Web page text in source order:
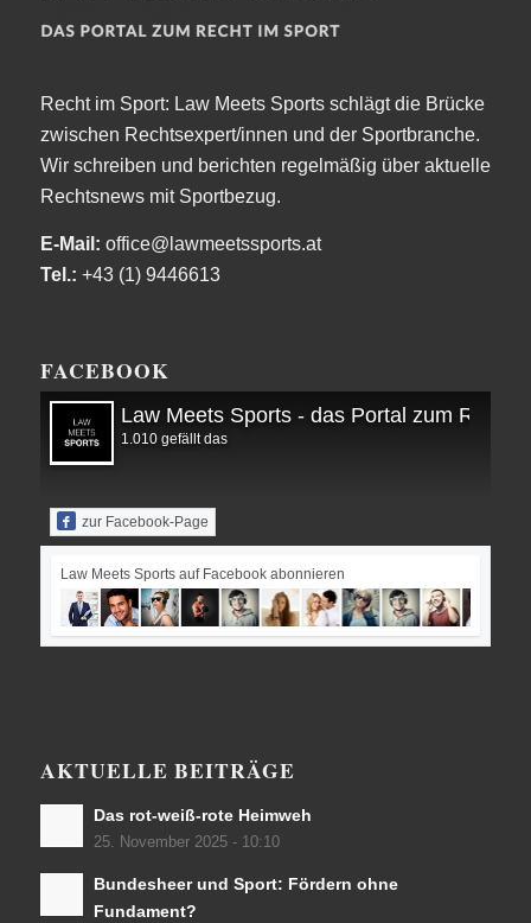
Recht im Sport: Law Meets Sports schlägt die Brücke
zwischen Rechtsexpert/innen und der Sportbranche.
Wir schreiben und berichten regelmäßig über aktuelle
Rechtsnews mit Sportbezug.
E-Mail: office@lawmeetssports.at
Tel.: +43 (1) 9446613
FACEBOOK
Law Meets Sports - das Portal zum Recht
1.010 gefällt das
zur Facebook-Page
Law Meets Sports auf Facebook abonnieren
AKTUELLE BEITRÄGE
Das rot-weiß-rote Heimweh
25. November 2025 - 10:10
Bundesheer und Sport: Fördern ohne
Fundament?